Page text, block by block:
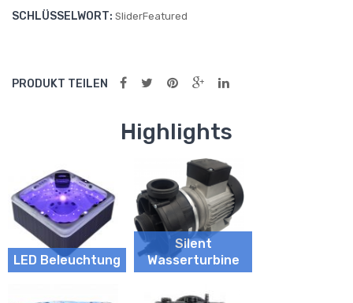
SCHLÜSSELWORT: SliderFeatured
PRODUKT TEILEN
Highlights
LED Beleuchtung
Silent
Wasserturbine